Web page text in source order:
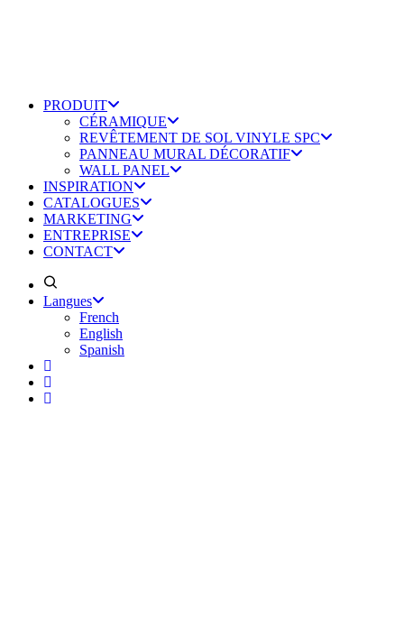
PRODUIT
CÉRAMIQUE
REVÊTEMENT DE SOL VINYLE SPC
PANNEAU MURAL DÉCORATIF
WALL PANEL
INSPIRATION
CATALOGUES
MARKETING
ENTREPRISE
CONTACT
Langues
French
English
Spanish